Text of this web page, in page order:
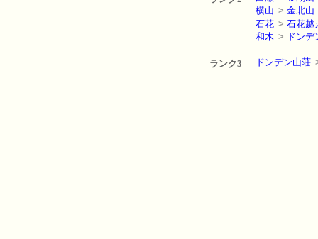
横山 > 金北山
石花 > 石花越
和木 > ドンデ
ランク3 ドンデン山荘